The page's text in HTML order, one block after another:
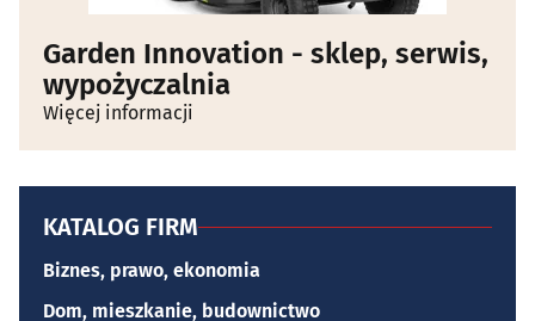
Garden Innovation - sklep, serwis,
wypożyczalnia
Więcej informacji
KATALOG FIRM
Biznes, prawo, ekonomia
Dom, mieszkanie, budownictwo